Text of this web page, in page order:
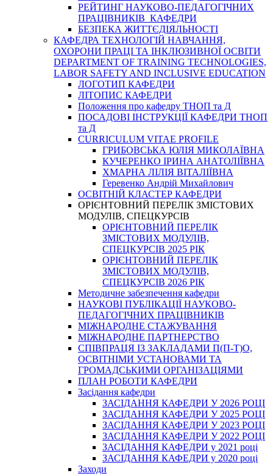
РЕЙТИНГ НАУКОВО-ПЕДАГОГІЧНИХ
ПРАЦІВНИКІВ КАФЕДРИ
БЕЗПЕКА ЖИТТЄДІЯЛЬНОСТІ
КАФЕДРА ТЕХНОЛОГІЙ НАВЧАННЯ,
ОХОРОНИ ПРАЦІ ТА ІНКЛЮЗИВНОЇ ОСВІТИ
DEPARTMENT OF TRAINING TECHNOLOGIES,
LABOR SAFETY AND INCLUSIVE EDUCATION
ЛОГОТИП КАФЕДРИ
ЛІТОПИС КАФЕДРИ
Положення про кафедру ТНОП та Д
ПОСАДОВІ ІНСТРУКЦІЇ КАФЕДРИ ТНОП
та Д
CURRICULUM VITAE PROFILE
ГРИБОВСЬКА ЮЛІЯ МИКОЛАЇВНА
КУЧЕРЕНКО ІРИНА АНАТОЛІЇВНА
ХМАРНА ЛІЛІЯ ВІТАЛІЇВНА
Геревенко Андрій Михайлович
ОСВІТНІЙ КЛАСТЕР КАФЕДРИ
ОРІЄНТОВНИЙ ПЕРЕЛІК ЗМІСТОВИХ
МОДУЛІВ, СПЕЦКУРСІВ
ОРІЄНТОВНИЙ ПЕРЕЛІК
ЗМІСТОВИХ МОДУЛІВ,
СПЕЦКУРСІВ 2025 РІК
ОРІЄНТОВНИЙ ПЕРЕЛІК
ЗМІСТОВИХ МОДУЛІВ,
СПЕЦКУРСІВ 2026 РІК
Методичне забезпечення кафедри
НАУКОВІ ПУБЛІКАЦІЇ НАУКОВО-
ПЕДАГОГІЧНИХ ПРАЦІВНИКІВ
МІЖНАРОДНЕ СТАЖУВАННЯ
МІЖНАРОДНЕ ПАРТНЕРСТВО
СПІВПРАЦЯ ІЗ ЗАКЛАДАМИ П(П-Т)О,
ОСВІТНІМИ УСТАНОВАМИ ТА
ГРОМАДСЬКИМИ ОРГАНІЗАЦІЯМИ
ПЛАН РОБОТИ КАФЕДРИ
Засідання кафедри
ЗАСІДАННЯ КАФЕДРИ У 2026 РОЦІ
ЗАСІДАННЯ КАФЕДРИ У 2025 РОЦІ
ЗАСІДАННЯ КАФЕДРИ У 2023 РОЦІ
ЗАСІДАННЯ КАФЕДРИ У 2022 РОЦІ
ЗАСІДАННЯ КАФЕДРИ у 2021 році
ЗАСІДАННЯ КАФЕДРИ у 2020 році
Заходи